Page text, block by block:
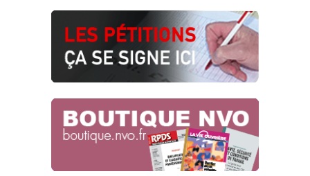
26.04.2024
UNE GRILLE UNIQUE POUR TOUS !
Tract n°2 de la campagne salaire
25.04.2024
L’ÉTHIQUE, TACTIQUE
SYSTÉMATIQUE !
Risques psycho-sociaux
22.04.2024